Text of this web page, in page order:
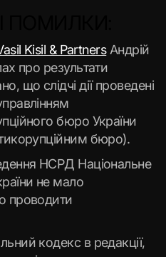
Kisil & PartnersАндрій
про результати
що слідчі дії проведені
бюро України
бюро).
НСРД Національне
не мало
проводити
кодекс в редакції,